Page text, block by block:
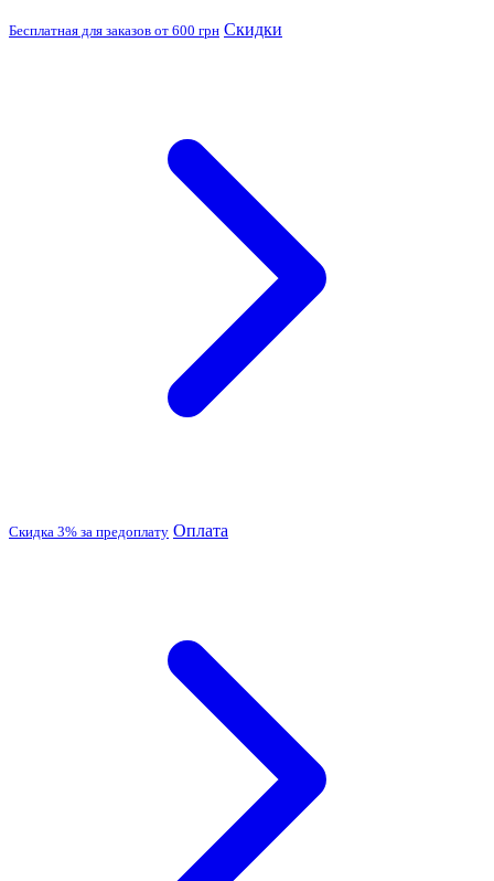
Бесплатная для заказов от 600 грн Скидки
Скидка 3% за предоплату Оплата